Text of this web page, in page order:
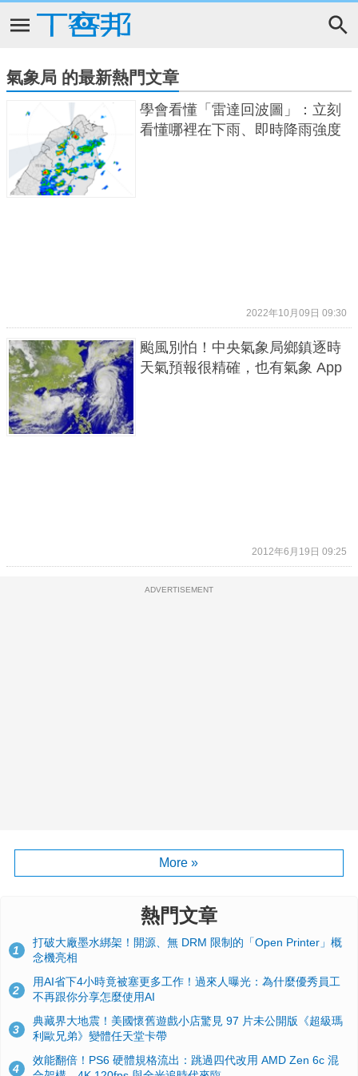
氣象局 的最新熱門文章
學會看懂「雷達回波圖」：立刻
看懂哪裡在下雨、即時降雨強度
2022年10月09日 09:30
颱風別怕！中央氣象局鄉鎮逐時
天氣預報很精確，也有氣象 App
2012年6月19日 09:25
ADVERTISEMENT
More »
熱門文章
1
打破大廠墨水綁架！開源、無 DRM 限制的「Open Printer」概
念機亮相
2
用AI省下4小時竟被塞更多工作！過來人曝光：為什麼優秀員工
不再跟你分享怎麼使用AI
3
典藏界大地震！美國懷舊遊戲小店驚見 97 片未公開版《超級瑪
利歐兄弟》變體任天堂卡帶
4
效能翻倍！PS6 硬體規格流出：跳過四代改用 AMD Zen 6c 混